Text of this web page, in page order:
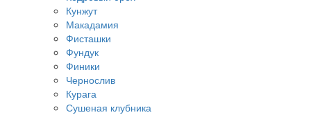
Кунжут
Макадамия
Фисташки
Фундук
Финики
Чернослив
Курага
Сушеная клубника